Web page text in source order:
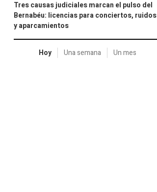
Tres causas judiciales marcan el pulso del
Bernabéu: licencias para conciertos, ruidos
y aparcamientos
Hoy Una semana Un mes